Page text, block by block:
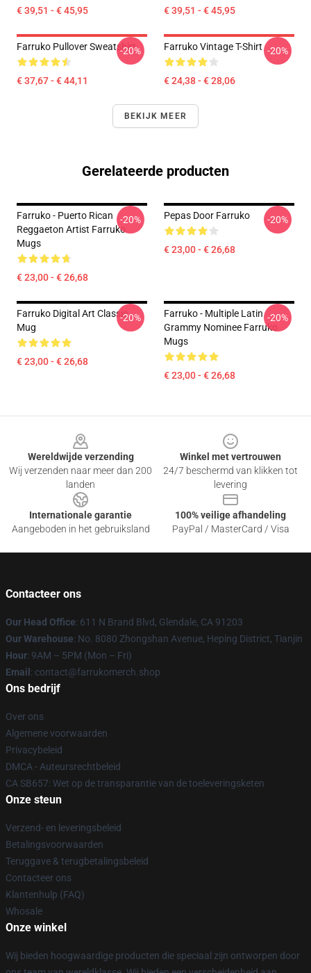
€ 39,51 - € 45,95 € 39,51 - € 45,95
Farruko Pullover Sweatshirt
€ 37,67 - € 44,11
-20% Farruko Vintage T-Shirt
€ 24,38 - € 28,06
-20%
BEKIJK MEER
Gerelateerde producten
Farruko - Puerto Rican
Reggaeton Artist Farruko
Mugs
€ 23,00 - € 26,68
-20% Pepas Door Farruko
€ 23,00 - € 26,68
-20%
Farruko Digital Art Classic
Mug
€ 23,00 - € 26,68
-20%
Farruko - Multiple Latin
Grammy Nominee Farruko
Mugs
€ 23,00 - € 26,68
-20%
Wereldwijde verzending
Wij verzenden naar meer dan 200
landen
Winkel met vertrouwen
24/7 beschermd van klikken tot
levering
Internationale garantie
Aangeboden in het gebruiksland
100% veilige afhandeling
PayPal / MasterCard / Visa
Contacteer ons
Our Head Office: 611 N Brand Blvd, Glendale, CA 91203
Our Warehouse: No. 8080 Zhongshan Avenue, Heping District, Tianjin
Hour: 9AM – 5PM (Mon – Fri)
Email : contact@farrukomerch.shop
Ons bedrijf
Over ons
Algemene voorwaarden
Privacybeleid
DMCA - Auteursrechtbeleid
CA SB657: Wet op de transparantie van de toeleveringsketen
Onze steun
Verzend- en leveringsbeleid
Betalingsvoorwaarden
Teruggave & terugbetalingsbeleid
Contacteer ons
Klantenhulp (FAQ)
Whosale
Onze winkel
Wij bieden hoogwaardige producten die speciaal zijn ontworpen door